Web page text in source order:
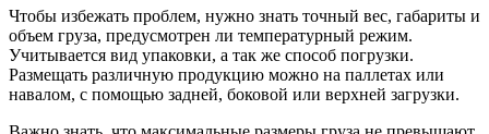
Чтобы избежать проблем, нужно знать точный вес, габариты и
объем груза, предусмотрен ли температурный режим.
Учитывается вид упаковки, а так же способ погрузки.
Размещать различную продукцию можно на паллетах или
навалом, с помощью задней, боковой или верхней загрузки.